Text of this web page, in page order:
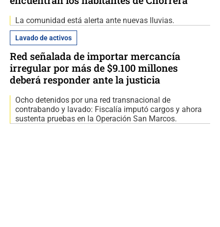
La comunidad está alerta ante nuevas lluvias.
Lavado de activos
Red señalada de importar mercancía
irregular por más de $9.100 millones
deberá responder ante la justicia
Ocho detenidos por una red transnacional de
contrabando y lavado: Fiscalía imputó cargos y ahora
sustenta pruebas en la Operación San Marcos.